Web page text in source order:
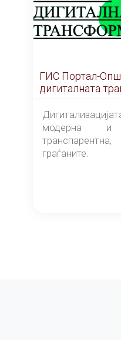
ГИС Портал-
дигиталната
модерна и
граѓаните.